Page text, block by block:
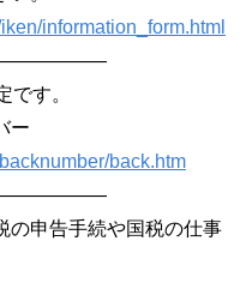
information_form.html
す。
ー
back.htm
の申告手続や国税の仕事